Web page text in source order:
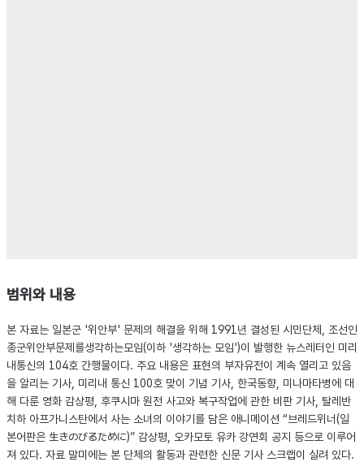
범위와 내용
본 자료는 일본군 '위안부' 문제의 해결을 위해 1991년 결성된 시민단체, 조선인
종군위안부문제를생각하는모임(이하 '생각하는 모임')이 발행한 뉴스레터인 미리
내통신의 104호 간행물이다. 주요 내용은 표현의 부자유전이 계속 열리고 있음
을 알리는 기사, 미리내 통신 100호 맞이 기념 기사, 한국동향, 미나마타병에 대
해 다룬 영화 감상평, 후쿠시마 원전 사고와 복구작업에 관한 비판 기사, 탈레반
치하 아프가니스탄에서 사는 소녀의 이야기를 담은 애니메이션 “브레드위너(일
본어판은 生きのびるために)” 감상평, 오카모토 유카 강연회 공지 등으로 이루어
져 있다. 자료 말미에는 본 단체의 활동과 관련한 신문 기사 스크랩이 실려 있다.